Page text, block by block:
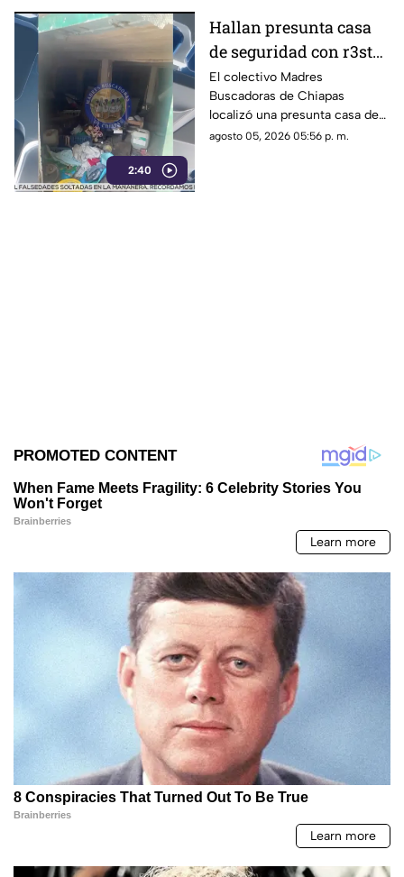
2:40
Hallan presunta casa
de seguridad con r3st0s
humanos en Chiapa de
Corzo
El colectivo Madres
Buscadoras de Chiapas
localizó una presunta casa de
seguridad en Nicolás Bravo,
agosto 05, 2026 05:56 p. m.